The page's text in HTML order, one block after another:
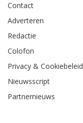
Contact
Adverteren
Redactie
Colofon
Privacy & Cookiebeleid
Nieuwsscript
Partnernieuws